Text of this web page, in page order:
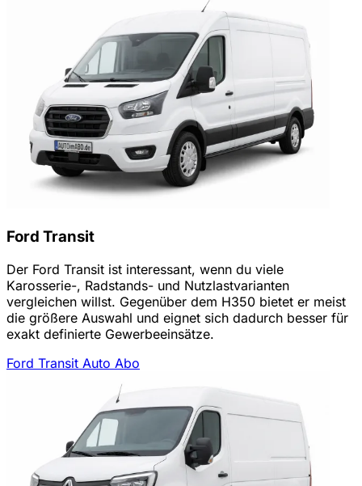
Ford Transit
Der Ford Transit ist interessant, wenn du viele
Karosserie-, Radstands- und Nutzlastvarianten
vergleichen willst. Gegenüber dem H350 bietet er meist
die größere Auswahl und eignet sich dadurch besser für
exakt definierte Gewerbeeinsätze.
Ford Transit Auto Abo